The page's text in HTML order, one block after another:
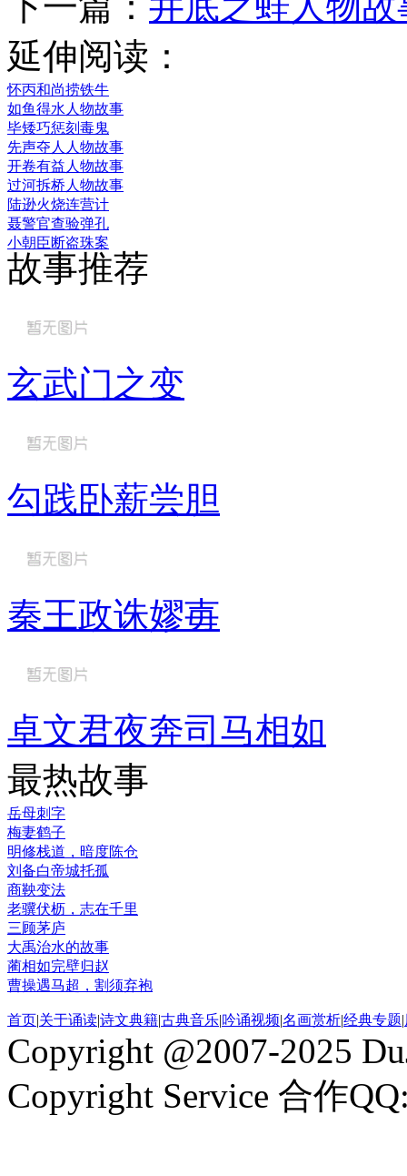
延伸阅读：
怀丙和尚捞铁牛
如鱼得水人物故事
毕矮巧惩刻毒鬼
先声夺人人物故事
开卷有益人物故事
过河拆桥人物故事
陆逊火烧连营计
聂警官查验弹孔
小朝臣断盗珠案
故事推荐
玄武门之变
勾践卧薪尝胆
秦王政诛嫪毐
卓文君夜奔司马相如
最热故事
岳母刺字
梅妻鹤子
明修栈道，暗度陈仓
刘备白帝城托孤
商鞅变法
老骥伏枥，志在千里
三顾茅庐
大禹治水的故事
蔺相如完壁归赵
曹操遇马超，割须弃袍
首页|关于诵读|诗文典籍|古典音乐|吟诵视频|名画赏析|经典专题|
Copyright @2007-2025
Copyright Service 合作